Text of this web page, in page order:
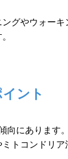
グやウォー
ント
向にありま
トコンドリア